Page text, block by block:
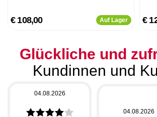
€ 108,00 Auf Lager €
Glückliche und
Kundinnen und
04.08.2026
04.08.2026